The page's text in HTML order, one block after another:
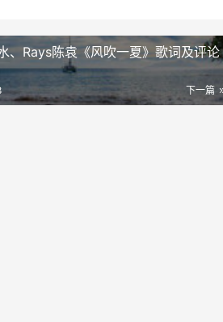
、Rays陈袁《风吹一夏》歌词及评论
下一篇